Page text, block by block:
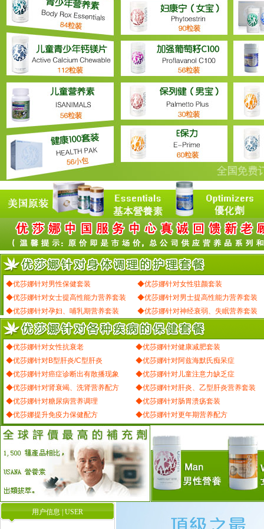
◆优莎娜针对男性保健套装
◆优莎娜针对女性驻颜套装
◆优莎娜针对女士提高性能力营养套装
◆优莎娜针对男士提高性能力营养套装
◆优莎娜针对孕妇、哺乳期营养套装
◆优莎娜针对神经衰弱、失眠营养套装
◆优莎娜针对女性抗衰老
◆优莎娜针对健康减肥套装
◆优莎娜针对B型肝炎/C型肝炎
◆优莎娜针对阿兹海默氏痴呆症
◆优莎娜针对癌症诊断出有散播现象
◆优莎娜针对儿童注意力缺乏症
◆优莎娜针对肾衰竭、洗肾营养配方
◆优莎娜针对肝炎、乙型肝炎营养套装
◆优莎娜针对糖尿病营养调理
◆优莎娜针对肠胃溃疡套装
◆优莎娜提升免疫力保健配方
◆优莎娜针对更年期营养配方
用户信息 | USER